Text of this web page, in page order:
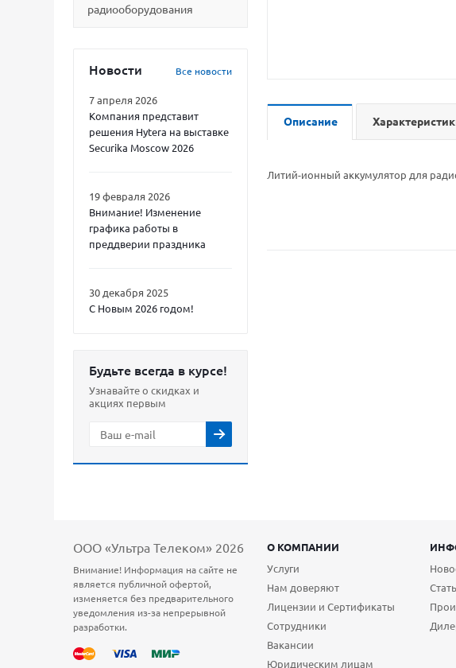
радиооборудования
Новости Все новости
7 апреля 2026
Компания представит
решения Hytera на выставке
Securika Moscow 2026
19 февраля 2026
Внимание! Изменение
графика работы в
преддверии праздника
30 декабря 2025
С Новым 2026 годом!
Будьте всегда в курсе!
Узнавайте о скидках и
акциях первым
Описание
Литий-ионный аккумулятор для
ООО «Ультра Телеком» 2026
Внимание! Информация на сайте не
является публичной офертой,
изменяется без предварительного
уведомления из-за непрерывной
разработки.
О КОМПАНИИ
Услуги
Нам доверяют
Лицензии и Сертификаты
Сотрудники
Вакансии
Юридическим лицам